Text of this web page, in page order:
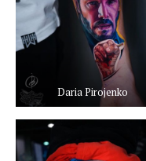
Daria Pirojenko